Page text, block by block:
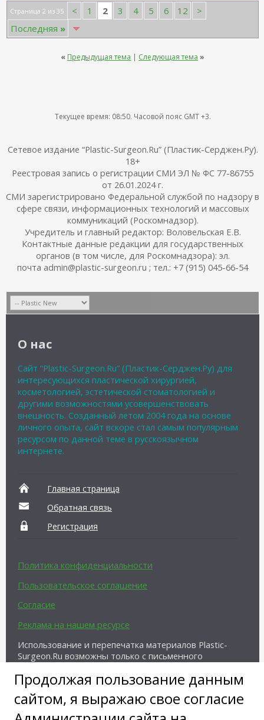
Продолжая пользование данным
сайтом, я выражаю свое согласие
Страница 2 из 35 < 1 2 3 4 5 6 12
>
Последняя »
« Предыдущая тема | Следующая тема »
Текущее время: 08:50. Часовой пояс GMT +3.
Сетевое издание “Plastic-Surgeon.Ru” (Пластик-Серджен.Ру).
18+
Реестровая запись о регистрации СМИ ЭЛ № ФС 77-86755
от 26.01.2024 г.
СМИ зарегистрировано Федеральной службой по надзору в
сфере связи, информационных технологий и массовых
коммуникаций (Роскомнадзор).
Учредитель и главный редактор: Воловельская Е.В.
Контактные данные редакции для государственных
органов (в том числе, для Роскомнадзора): эл.
почта admin@plastic-surgeon.ru ; тел.: +7 (915) 045-66-54
О нас
Сайт “Plastic-Surgeon.Ru” (Пластик-Серджен.Ру) для
интересующихся пластической хирургией,
косметологией, эстетической стоматологией и
другими возможностями усовершенствовать
внешность. Созданный летом 2004 года на основе
личного опыта, сайт вскоре стал самым популярным
ресурсом по данной теме в русскоязычном
интернете.
Главная страница
Обратная связь
Регистрация
Политика конфиденциальности
Пользовательское соглашение
Согласие
Реклама на нашем ресурсе
Использование и перепечатка материалов Plastic-
Surgeon.Ru возможны только с письменного
активной ссылки на источник.